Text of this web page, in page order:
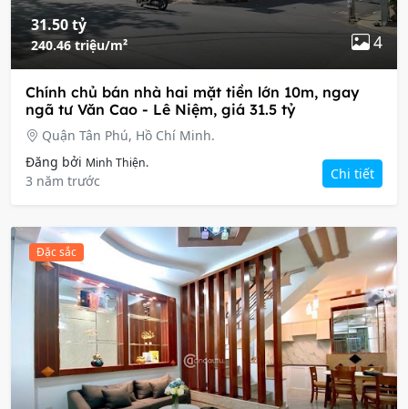
31.50 tỷ
240.46 triệu/m² 4
Chính chủ bán nhà hai mặt tiền lớn 10m, ngay
ngã tư Văn Cao - Lê Niệm, giá 31.5 tỷ
Quận Tân Phú, Hồ Chí Minh.
Đăng bởi Minh Thiện.
3 năm trước Chi tiết
Đặc sắc